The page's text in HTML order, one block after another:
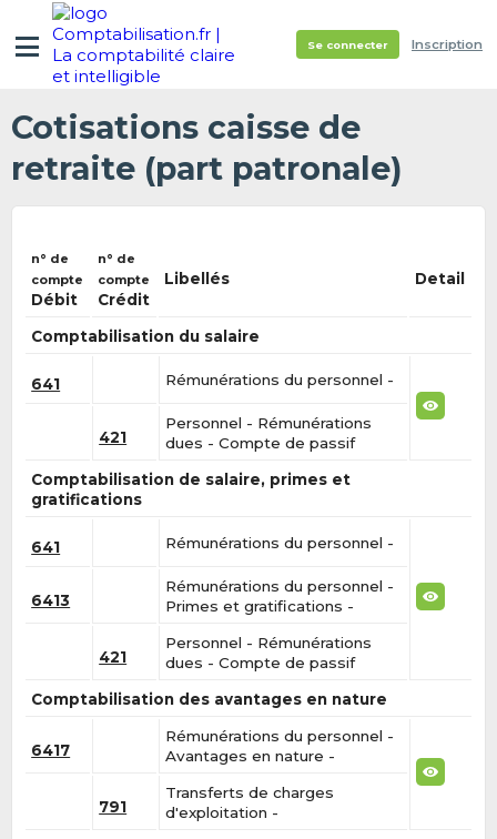
Se connecter Inscription
Cotisations caisse de
retraite (part patronale)
n° de
compte
Débit
n° de
compte
Crédit
Libellés Detail
Comptabilisation du salaire
641 Rémunérations du personnel -
421
Personnel - Rémunérations
dues - Compte de passif
Comptabilisation de salaire, primes et
gratifications
641 Rémunérations du personnel -
6413
Rémunérations du personnel -
Primes et gratifications -
421
Personnel - Rémunérations
dues - Compte de passif
Comptabilisation des avantages en nature
6417
Rémunérations du personnel -
Avantages en nature -
791
Transferts de charges
d'exploitation -